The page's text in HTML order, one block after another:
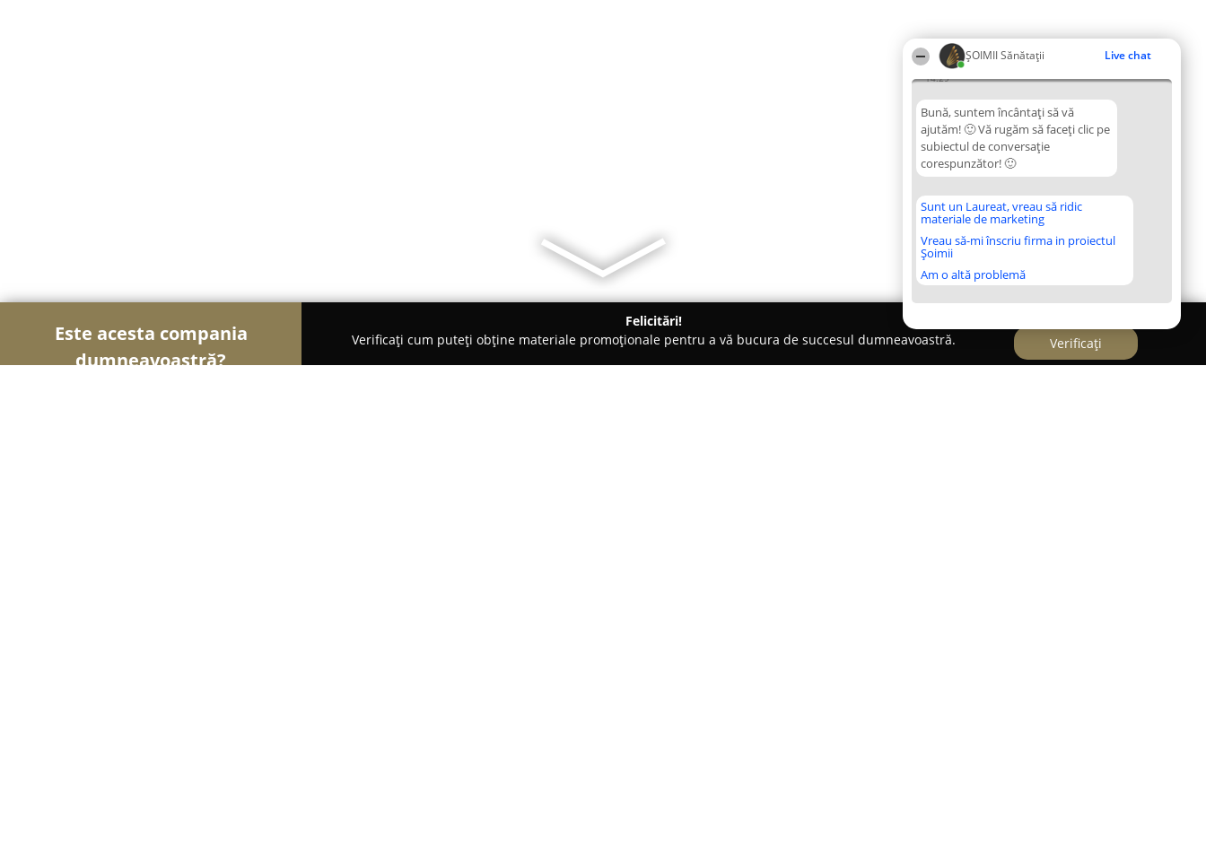
ŞOIMII Sănătații Live chat
14:29
Bună, suntem încântați să vă
ajutăm! 🙂 Vă rugăm să faceți clic pe
subiectul de conversație
corespunzător! 🙂
Sunt un Laureat, vreau să ridic
materiale de marketing
Vreau să-mi înscriu firma in proiectul
Șoimii
Am o altă problemă
Este acesta compania
dumneavoastră?
Felicitări!
Verificați cum puteți obține materiale promoționale pentru a vă bucura de succesul dumneavoastră.
Verificați